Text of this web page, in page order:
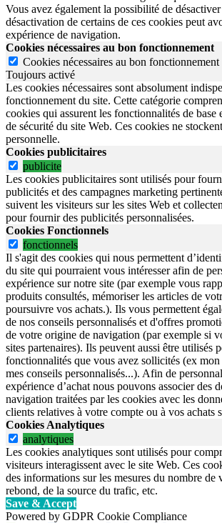
Vous avez également la possibilité de
désactivation de certains de ces cookies peut
expérience de navigation.
Cookies nécessaires au bon fonctionnement
Cookies nécessaires au bon fonctionnement
Toujours activé
Les cookies nécessaires sont absolument
fonctionnement du site. Cette catégorie
cookies qui assurent les fonctionnalités de base
de sécurité du site Web. Ces cookies ne
personnelle.
Cookies publicitaires
publicite
Les cookies publicitaires sont utilisés pour
publicités et des campagnes marketing
suivent les visiteurs sur les sites Web et
pour fournir des publicités personnalisées.
Cookies Fonctionnels
fonctionnels
Il s'agit des cookies qui nous permettent
du site qui pourraient vous intéresser afin de
expérience sur notre site (par exemple vous
produits consultés, mémoriser les articles de
poursuivre vos achats.). Ils vous permettent
de nos conseils personnalisés et d'offres
de votre origine de navigation (par exemple si
sites partenaires). Ils peuvent aussi être utilisés
fonctionnalités que vous avez sollicités (ex mon
mes conseils personnalisés...). Afin de
expérience d’achat nous pouvons associer des
navigation traitées par les cookies avec les
clients relatives à votre compte ou à vos achats
Cookies Analytiques
analytiques
Les cookies analytiques sont utilisés pour
visiteurs interagissent avec le site Web. Ces
des informations sur les mesures du nombre de
rebond, de la source du trafic, etc.
Save & Accept
Powered by GDPR Cookie Compliance